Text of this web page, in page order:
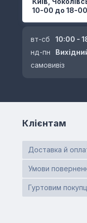
10-00 до 18-00
вт-сб
10:00 -
нд-пн
самовивіз
Клієнтам
Доставка й
Умови
Гуртовим